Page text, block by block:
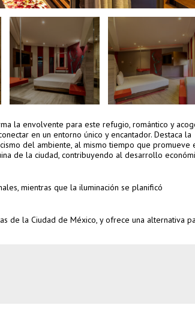
la envolvente para este refugio, romántico y
en un entorno único y encantador. Destaca la
del ambiente, al mismo tiempo que promueve
de la ciudad, contribuyendo al desarrollo
mientras que la iluminación se planificó
de la Ciudad de México, y ofrece una alternativa